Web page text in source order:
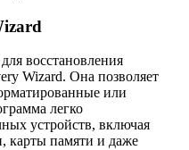
восстановления
Wizard. Она позволяет
или
легко
устройств, включая
карты памяти и даже